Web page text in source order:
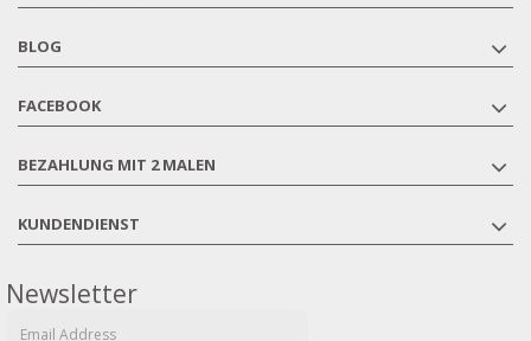
BLOG
FACEBOOK
BEZAHLUNG MIT 2 MALEN
KUNDENDIENST
Newsletter